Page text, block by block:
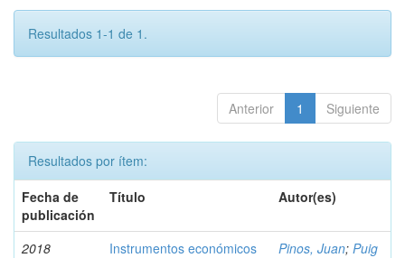
Resultados 1-1 de 1.
Anterior 1 Siguiente
Resultados por ítem:
Fecha de
publicación
Título Autor(es)
2018
Instrumentos económicos
Pinos, Juan; Puig